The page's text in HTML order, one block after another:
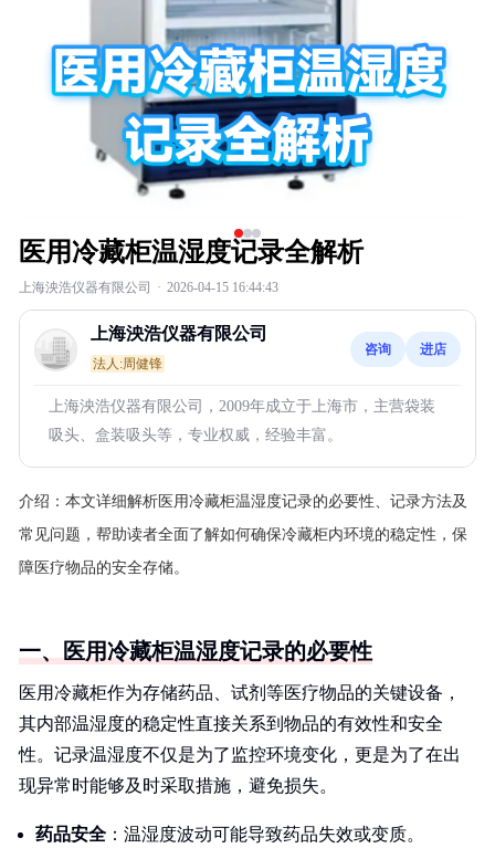
医用冷藏柜温湿度记录全解析
上海泱浩仪器有限公司 · 2026-04-15 16:44:43
上海泱浩仪器有限公司
法人:周健锋
咨询 进店
上海泱浩仪器有限公司，2009年成立于上海市，主营袋装
吸头、盒装吸头等，专业权威，经验丰富。
介绍： 本文详细解析医用冷藏柜温湿度记录的必要性、记录方法及
常见问题，帮助读者全面了解如何确保冷藏柜内环境的稳定性，保
障医疗物品的安全存储。
一、医用冷藏柜温湿度记录的必要性
医用冷藏柜作为存储药品、试剂等医疗物品的关键设备，
其内部温湿度的稳定性直接关系到物品的有效性和安全
性。记录温湿度不仅是为了监控环境变化，更是为了在出
现异常时能够及时采取措施，避免损失。
药品安全 ：温湿度波动可能导致药品失效或变质。